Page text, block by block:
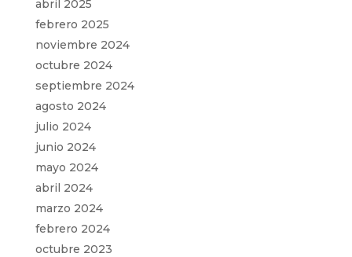
abril 2025
febrero 2025
noviembre 2024
octubre 2024
septiembre 2024
agosto 2024
julio 2024
junio 2024
mayo 2024
abril 2024
marzo 2024
febrero 2024
octubre 2023